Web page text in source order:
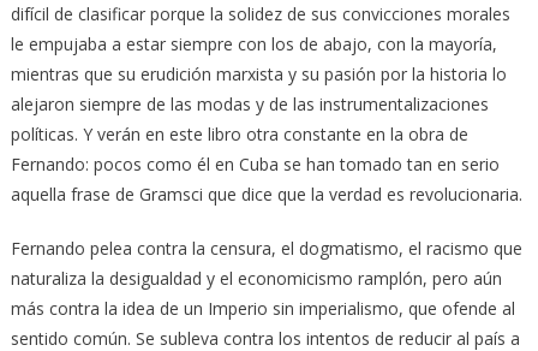
difícil de clasificar porque la solidez de sus convicciones morales
le empujaba a estar siempre con los de abajo, con la mayoría,
mientras que su erudición marxista y su pasión por la historia lo
alejaron siempre de las modas y de las instrumentalizaciones
políticas. Y verán en este libro otra constante en la obra de
Fernando: pocos como él en Cuba se han tomado tan en serio
aquella frase de Gramsci que dice que la verdad es revolucionaria.
Fernando pelea contra la censura, el dogmatismo, el racismo que
naturaliza la desigualdad y el economicismo ramplón, pero aún
más contra la idea de un Imperio sin imperialismo, que ofende al
sentido común. Se subleva contra los intentos de reducir al país a